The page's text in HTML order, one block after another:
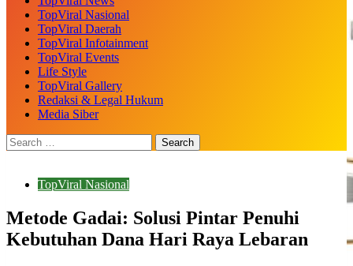
TopViral Nasional
TopViral Daerah
TopViral Infotainment
TopViral Events
Life Style
TopViral Gallery
Redaksi & Legal Hukum
Media Siber
TopViral Nasional
Metode Gadai: Solusi Pintar Penuhi
Kebutuhan Dana Hari Raya Lebaran